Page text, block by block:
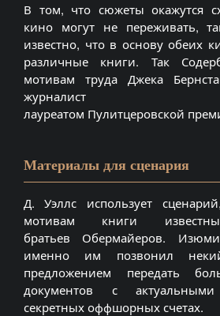
В том, что сюжеты окажутся
кино могут не переживать,
известно, что в основу обеих
различные книги. Так
мотивам труда Джека
журналист
лауреатом Пулитцеровской
Материалы для сценария
Д. Уэллс использует
мотивам книги
братьев Обермайеров.
именно им позвонил
предложением передать
документов с
секретныхоффшорныхсчетах.